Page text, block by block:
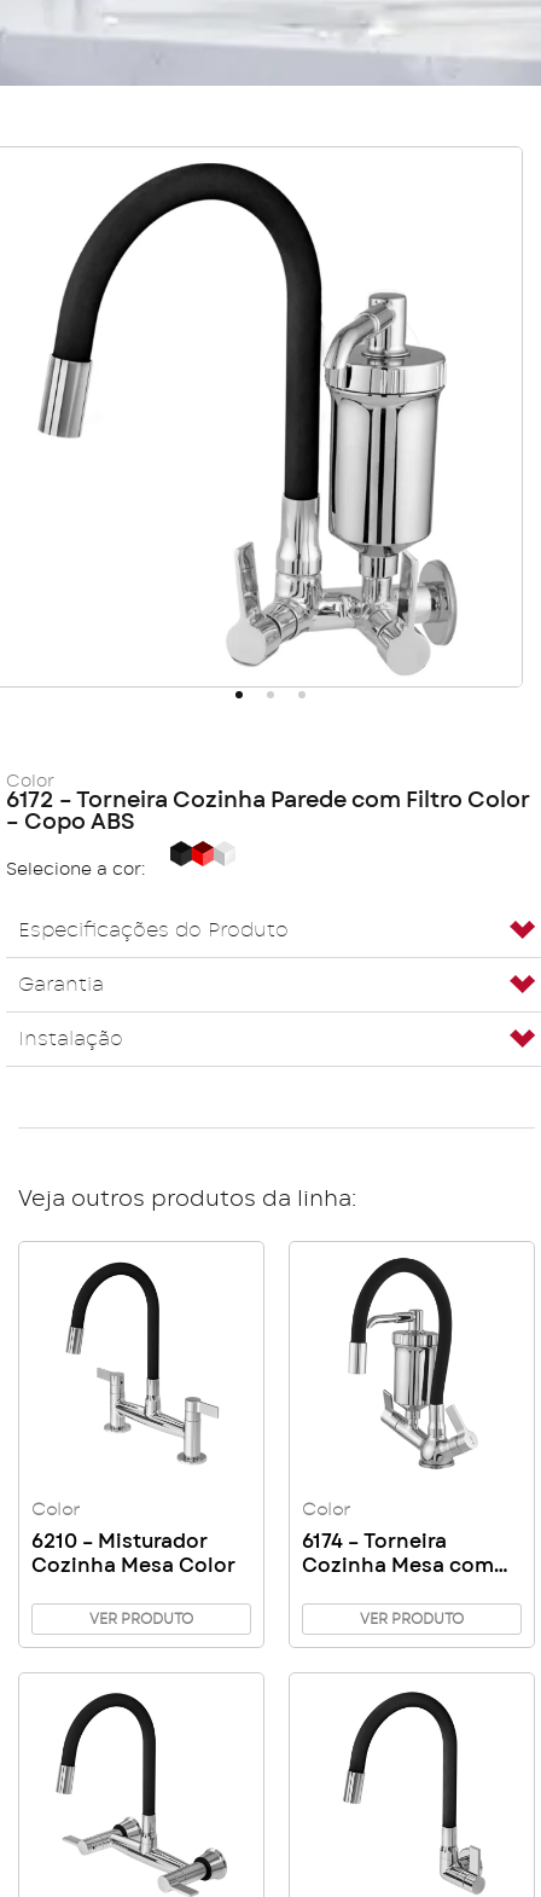
Color
6172 – Torneira Cozinha Parede com Filtro Color
– Copo ABS
Selecione a cor: Black
Red
Especificações do Produto
Garantia
Instalação
Veja outros produtos da linha:
Color
6210 – Misturador
Cozinha Mesa Color
VER PRODUTO
Color
6174 – Torneira
Cozinha Mesa com
VER PRODUTO